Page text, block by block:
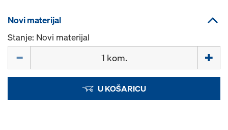
Novi materijal
Stanje: Novi materijal
U KOŠARICU